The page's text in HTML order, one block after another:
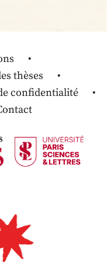
thèses
confidentialité